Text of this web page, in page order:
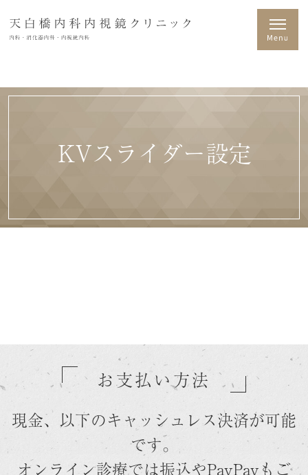
KVスライダー設定
お支払い方法
現金、以下のキャッシュレス決済が可能
です。
オンライン診療では振込やPayPayもご